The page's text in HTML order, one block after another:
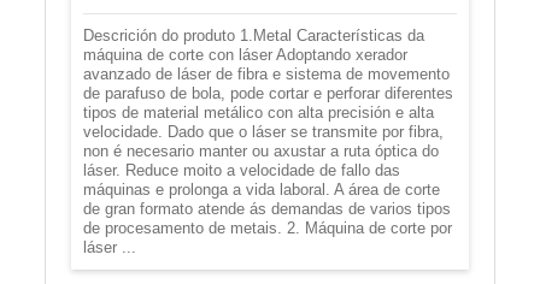
Descrición do produto 1.Metal Características da
máquina de corte con láser Adoptando xerador
avanzado de láser de fibra e sistema de movemento
de parafuso de bola, pode cortar e perforar diferentes
tipos de material metálico con alta precisión e alta
velocidade. Dado que o láser se transmite por fibra,
non é necesario manter ou axustar a ruta óptica do
láser. Reduce moito a velocidade de fallo das
máquinas e prolonga a vida laboral. A área de corte
de gran formato atende ás demandas de varios tipos
de procesamento de metais. 2. Máquina de corte por
láser ...